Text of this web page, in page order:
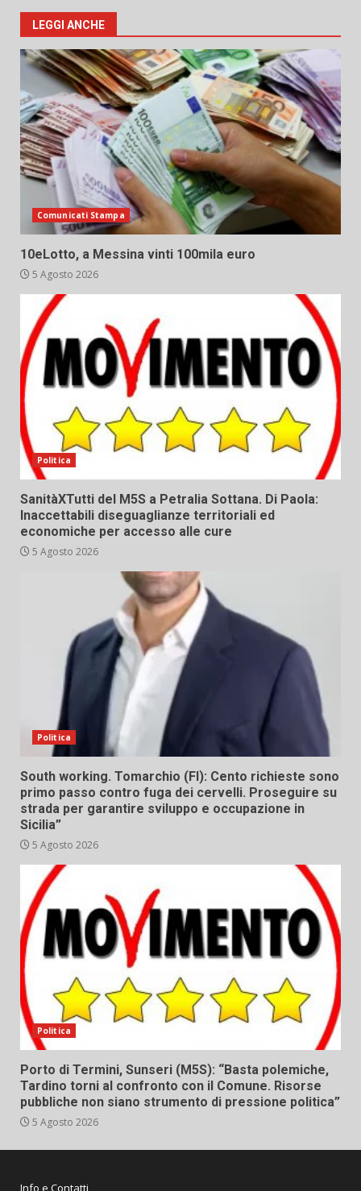
LEGGI ANCHE
Comunicati Stampa
10eLotto, a Messina vinti 100mila euro
5 Agosto 2026
Politica
SanitàXTutti del M5S a Petralia Sottana. Di Paola:
Inaccettabili diseguaglianze territoriali ed
economiche per accesso alle cure
5 Agosto 2026
Politica
South working. Tomarchio (FI): Cento richieste sono
primo passo contro fuga dei cervelli. Proseguire su
strada per garantire sviluppo e occupazione in
Sicilia”
5 Agosto 2026
Politica
Porto di Termini, Sunseri (M5S): “Basta polemiche,
Tardino torni al confronto con il Comune. Risorse
pubbliche non siano strumento di pressione politica”
5 Agosto 2026
Info e Contatti